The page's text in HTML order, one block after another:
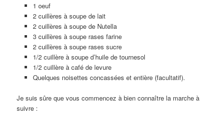
1 oeuf
2 cuillères à soupe de lait
2 cuillères à soupe de Nutella
3 cuillères à soupe rases farine
2 cuillères à soupe rases sucre
1/2 cuillère à soupe d’huile de tournesol
1/2 cuillère à café de levure
Quelques noisettes concassées et entière (facultatif).
Je suis sûre que vous commencez à bien connaître la marche à
suivre :